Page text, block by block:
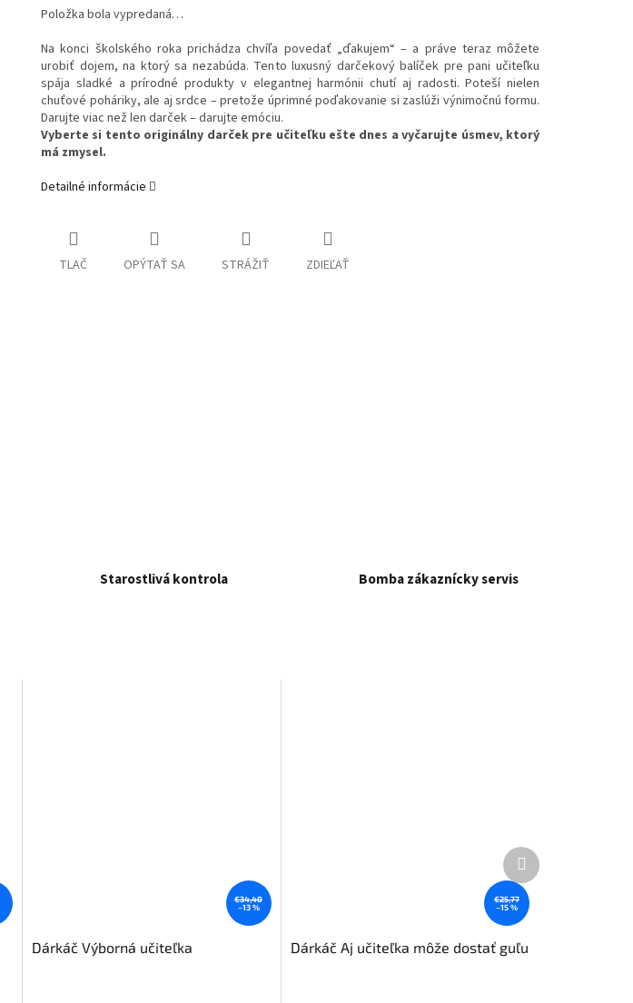
Položka bola vypredaná…
Na konci školského roka prichádza chvíľa povedať „ďakujem“ – a práve teraz môžete
urobiť dojem, na ktorý sa nezabúda. Tento luxusný darčekový balíček pre pani učiteľku
spája sladké a prírodné produkty v elegantnej harmónii chutí aj radosti. Poteší nielen
chuťové poháriky, ale aj srdce – pretože úprimné poďakovanie si zaslúži výnimočnú formu.
Darujte viac než len darček – darujte emóciu.
Vyberte si tento originálny darček pre učiteľku ešte dnes a vyčarujte úsmev, ktorý
má zmysel.
Detailné informácie
TLAČ OPÝTAŤ SA STRÁŽIŤ ZDIEĽAŤ
Starostlivá kontrola Bomba zákaznícky servis
€34,40
–13 %
Dárkáč Výborná učiteľka
€25,77
–15 %
Dárkáč Aj učiteľka môže dostať guľu
Ďalší
produkt